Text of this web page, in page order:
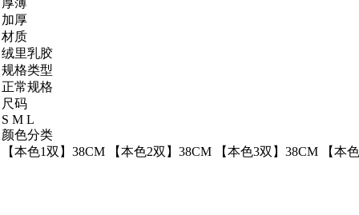
厚薄
加厚
材质
绒里乳胶
规格类型
正常规格
尺码
S M L
颜色分类
【本色1双】38CM 【本色2双】38CM 【本色3双】38CM 【